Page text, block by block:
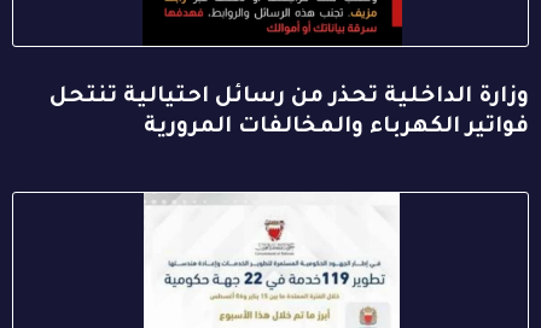
وزارة الداخلية تحذر من رسائل احتيالية تنتحل
فواتير الكهرباء والمخالفات المرورية